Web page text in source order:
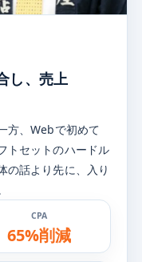
し、売上
方、Webで初めて
トセットのハードル
の話より先に、入り
CPA
65%削減